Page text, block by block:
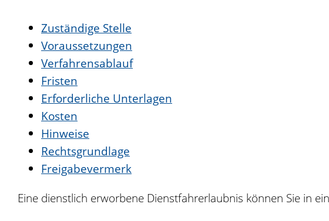
Zuständige Stelle
Voraussetzungen
Verfahrensablauf
Fristen
Erforderliche Unterlagen
Kosten
Hinweise
Rechtsgrundlage
Freigabevermerk
Eine dienstlich erworbene Dienstfahrerlaubnis können Sie in